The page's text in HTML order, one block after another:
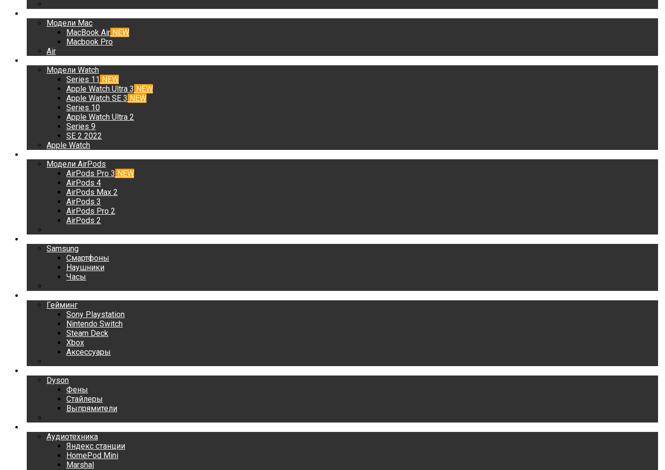
Модели Mac
MacBook Air NEW
Macbook Pro
Air
Модели Watch
Series 11 NEW
Apple Watch Ultra 3 NEW
Apple Watch SE 3 NEW
Series 10
Apple Watch Ultra 2
Series 9
SE 2 2022
Apple Watch
Модели AirPods
AirPods Pro 3 NEW
AirPods 4
AirPods Max 2
AirPods 3
AirPods Pro 2
AirPods 2
Samsung
Смартфоны
Наушники
Часы
Гейминг
Sony Playstation
Nintendo Switch
Steam Deck
Xbox
Аксессуары
Dyson
Фены
Стайлеры
Выпрямители
Аудиотехника
Яндекс станции
HomePod Mini
Marshal